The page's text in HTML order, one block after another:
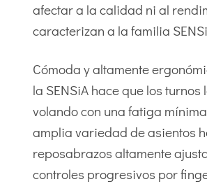
afectar a la calidad ni al
caracterizan a la familia
Cómoda y altamente
la SENSiA hace que los
volando con una fatiga
amplia variedad de asientos
reposabrazos altamente
controles progresivos por